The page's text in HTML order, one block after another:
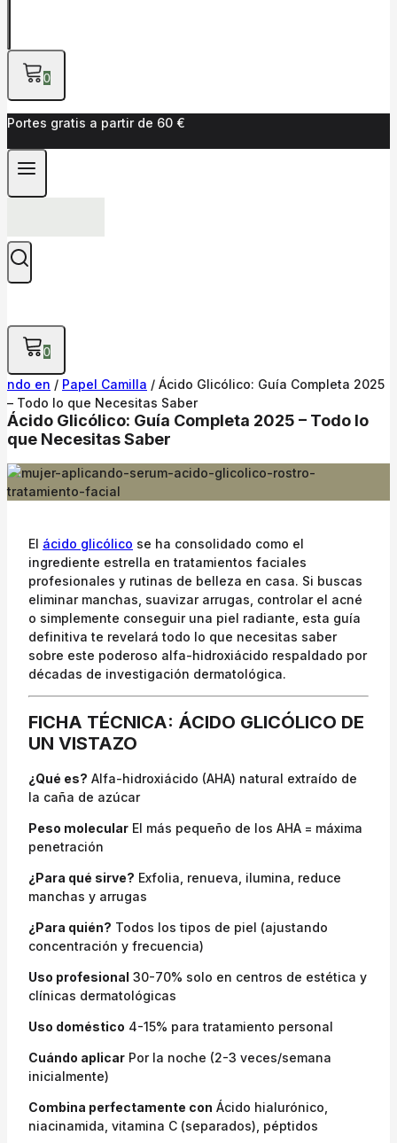
0
Portes gratis a partir de 60 €
0
ndo en / Papel Camilla / Ácido Glicólico: Guía Completa 2025
– Todo lo que Necesitas Saber
Ácido Glicólico: Guía Completa 2025 – Todo lo
que Necesitas Saber
El ácido glicólico se ha consolidado como el
ingrediente estrella en tratamientos faciales
profesionales y rutinas de belleza en casa. Si buscas
eliminar manchas, suavizar arrugas, controlar el acné
o simplemente conseguir una piel radiante, esta guía
definitiva te revelará todo lo que necesitas saber
sobre este poderoso alfa-hidroxiácido respaldado por
décadas de investigación dermatológica.
FICHA TÉCNICA: ÁCIDO GLICÓLICO DE
UN VISTAZO
¿Qué es? Alfa-hidroxiácido (AHA) natural extraído de
la caña de azúcar
Peso molecular El más pequeño de los AHA = máxima
penetración
¿Para qué sirve? Exfolia, renueva, ilumina, reduce
manchas y arrugas
¿Para quién? Todos los tipos de piel (ajustando
concentración y frecuencia)
Uso profesional 30-70% solo en centros de estética y
clínicas dermatológicas
Uso doméstico 4-15% para tratamiento personal
Cuándo aplicar Por la noche (2-3 veces/semana
inicialmente)
Combina perfectamente con Ácido hialurónico,
niacinamida, vitamina C (separados), péptidos